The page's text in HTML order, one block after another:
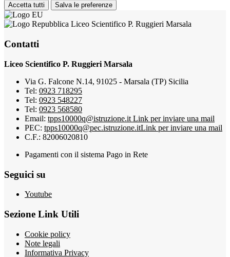
Accetta tutti Salva le preferenze
Liceo Scientifico P. Ruggieri Marsala
Contatti
Liceo Scientifico P. Ruggieri Marsala
Via G. Falcone N.14, 91025 - Marsala (TP) Sicilia
Tel: 0923 718295
Tel: 0923 548227
Tel: 0923 568580
Email: tpps10000q@istruzione.it Link per inviare una mail
PEC: tpps10000q@pec.istruzione.itLink per inviare una mail
C.F.: 82006020810
Pagamenti con il sistema Pago in Rete
Seguici su
Youtube
Sezione Link Utili
Cookie policy
Note legali
Informativa Privacy